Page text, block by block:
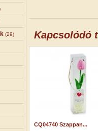
(29) Kapcsolódó
CQ04740 Szappan...